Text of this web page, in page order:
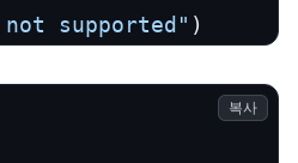
supported" )
복사